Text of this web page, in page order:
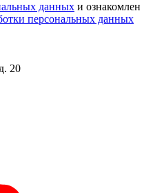
данных и ознакомлен
персональных данных
20